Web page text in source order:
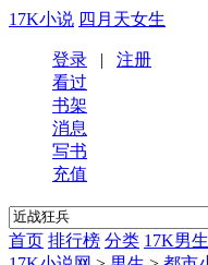
17K小说 四月天女生
登录 | 注册
看过
书架
消息
写书
充值
首页 排行榜 分类 17K男生